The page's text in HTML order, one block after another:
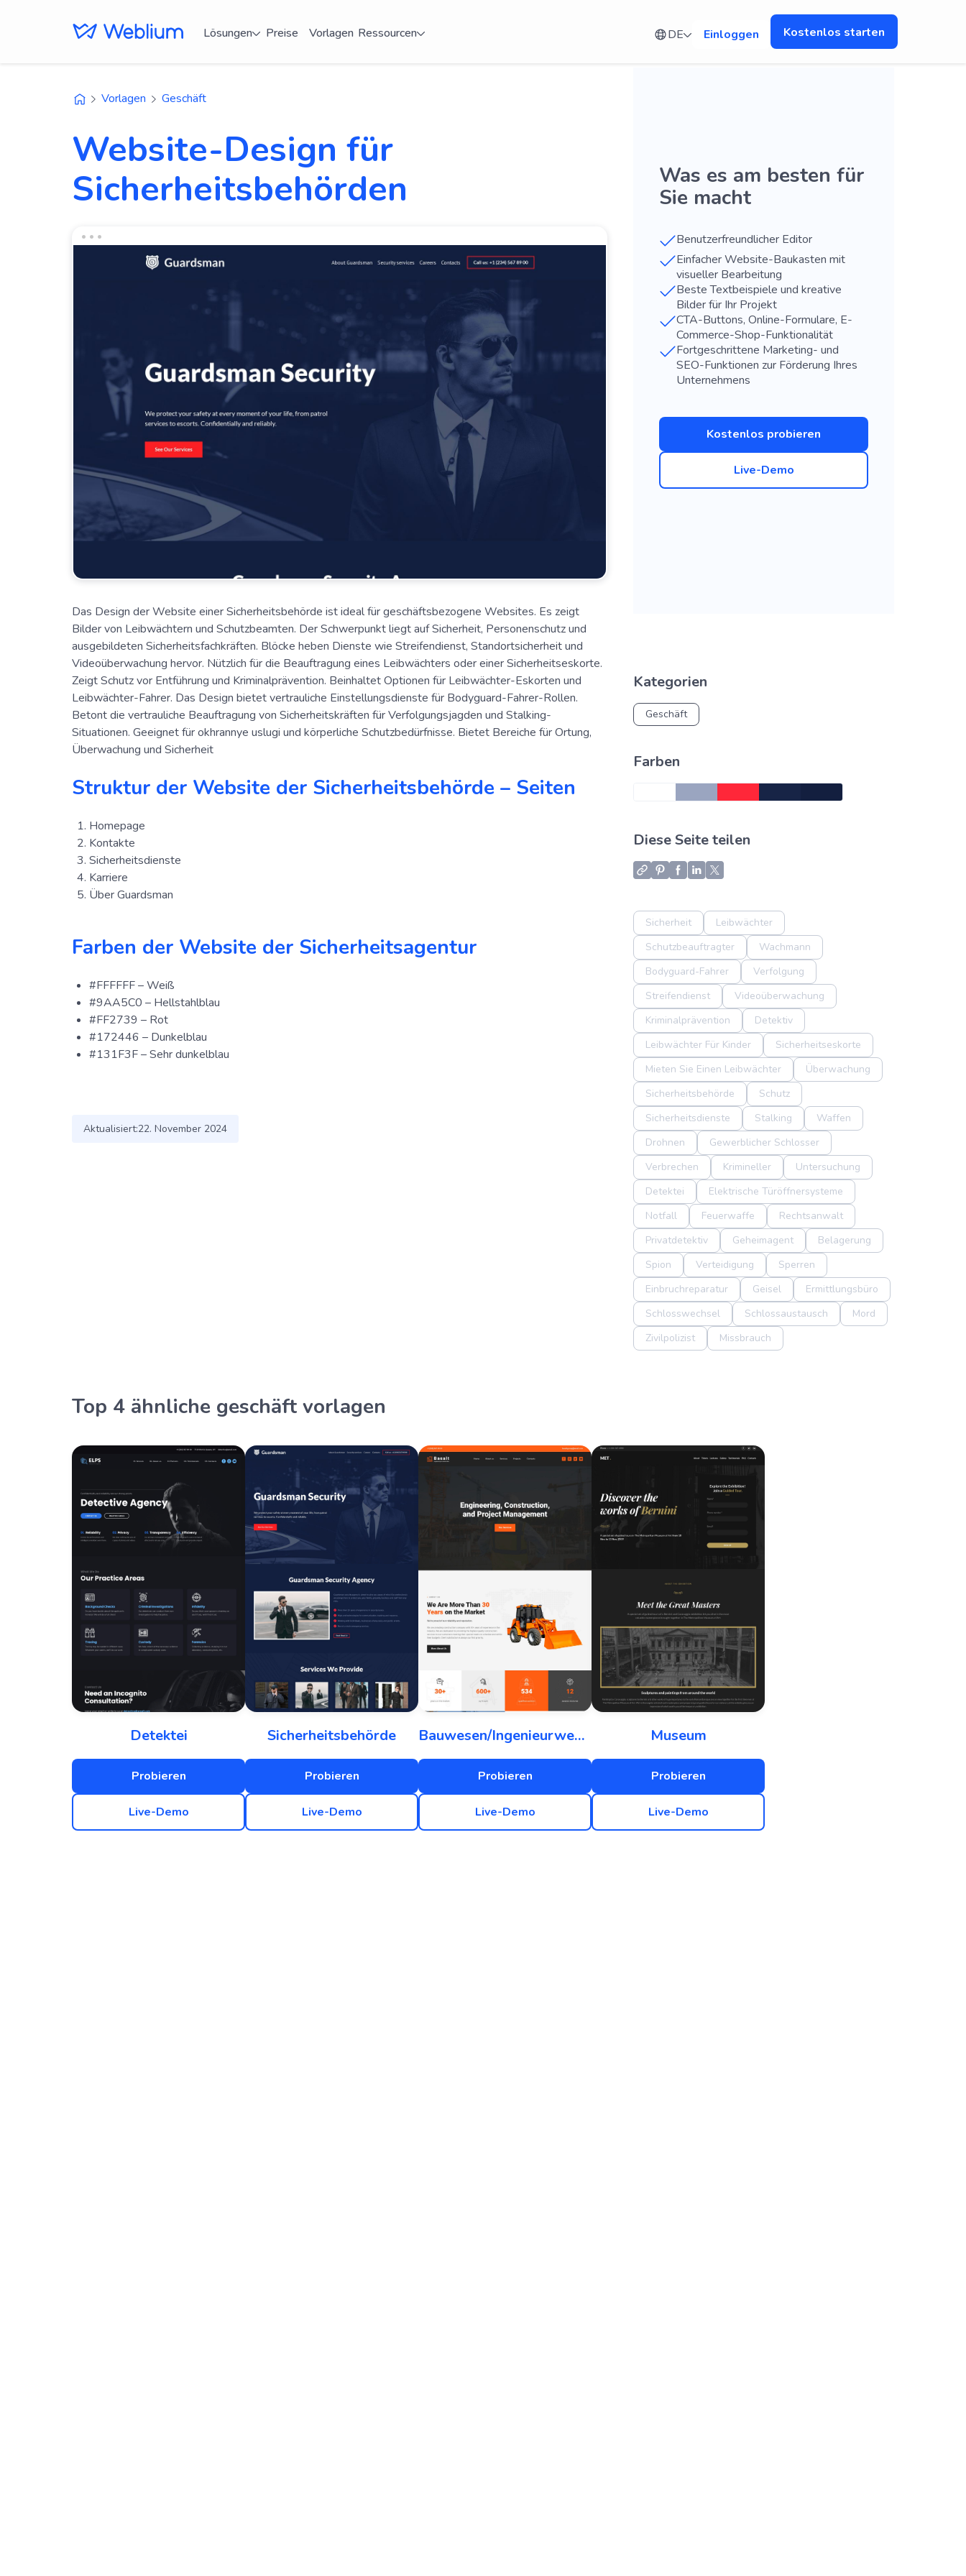
Lösungen Preise Vorlagen Ressourcen DE Einloggen Kostenlos starten
Vorlagen Geschäft
Website-Design für
Sicherheitsbehörden
Das Design der Website einer Sicherheitsbehörde ist ideal für geschäftsbezogene Websites. Es zeigt
Bilder von Leibwächtern und Schutzbeamten. Der Schwerpunkt liegt auf Sicherheit, Personenschutz und
ausgebildeten Sicherheitsfachkräften. Blöcke heben Dienste wie Streifendienst, Standortsicherheit und
Videoüberwachung hervor. Nützlich für die Beauftragung eines Leibwächters oder einer Sicherheitseskorte.
Zeigt Schutz vor Entführung und Kriminalprävention. Beinhaltet Optionen für Leibwächter-Eskorten und
Leibwächter-Fahrer. Das Design bietet vertrauliche Einstellungsdienste für Bodyguard-Fahrer-Rollen.
Betont die vertrauliche Beauftragung von Sicherheitskräften für Verfolgungsjagden und Stalking-
Situationen. Geeignet für okhrannye uslugi und körperliche Schutzbedürfnisse. Bietet Bereiche für Ortung,
Überwachung und Sicherheit
Struktur der Website der Sicherheitsbehörde – Seiten
Homepage
Kontakte
Sicherheitsdienste
Karriere
Über Guardsman
Farben der Website der Sicherheitsagentur
#FFFFFF – Weiß
#9AA5C0 – Hellstahlblau
#FF2739 – Rot
#172446 – Dunkelblau
#131F3F – Sehr dunkelblau
Aktualisiert:22. November 2024
Was es am besten für
Sie macht
Benutzerfreundlicher Editor
Einfacher Website-Baukasten mit
visueller Bearbeitung
Beste Textbeispiele und kreative
Bilder für Ihr Projekt
CTA-Buttons, Online-Formulare, E-
Commerce-Shop-Funktionalität
Fortgeschrittene Marketing- und
SEO-Funktionen zur Förderung Ihres
Unternehmens
Kostenlos probieren
Live-Demo
Kategorien
Geschäft
Farben
Diese Seite teilen
Sicherheit
Leibwächter
Schutzbeauftragter
Wachmann
Bodyguard-Fahrer
Verfolgung
Streifendienst
Videoüberwachung
Kriminalprävention
Detektiv
Leibwächter Für Kinder
Sicherheitseskorte
Mieten Sie Einen Leibwächter
Überwachung
Sicherheitsbehörde
Schutz
Sicherheitsdienste
Stalking
Waffen
Drohnen
Gewerblicher Schlosser
Verbrechen
Krimineller
Untersuchung
Detektei
Elektrische Türöffnersysteme
Notfall
Feuerwaffe
Rechtsanwalt
Privatdetektiv
Geheimagent
Belagerung
Spion
Verteidigung
Sperren
Einbruchreparatur
Geisel
Ermittlungsbüro
Schlosswechsel
Schlossaustausch
Mord
Zivilpolizist
Missbrauch
Top 4 ähnliche geschäft vorlagen
Detektei
Probieren
Live-Demo
Sicherheitsbehörde
Probieren
Live-Demo
Bauwesen/Ingenieurwesen
Probieren
Live-Demo
Museum
Probieren
Live-Demo